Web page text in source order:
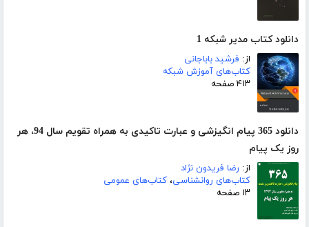
دانلود کتاب مدیر شبکه 1
از: فرشید باباجانی
کتاب‌های آموزش شبکه
۴۱۳ صفحه
دانلود 365 پیام انگیزشی و عبارت تاکیدی به همراه تقویم سال 94، هر
روز یک پیام
از: رضا فریدون نژاد
کتاب‌های روانشناسی، کتاب‌های عمومی
۱۳ صفحه